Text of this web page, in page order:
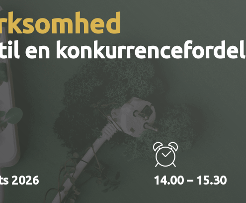
en konkurrencefordel
2026 14.00 – 15.30